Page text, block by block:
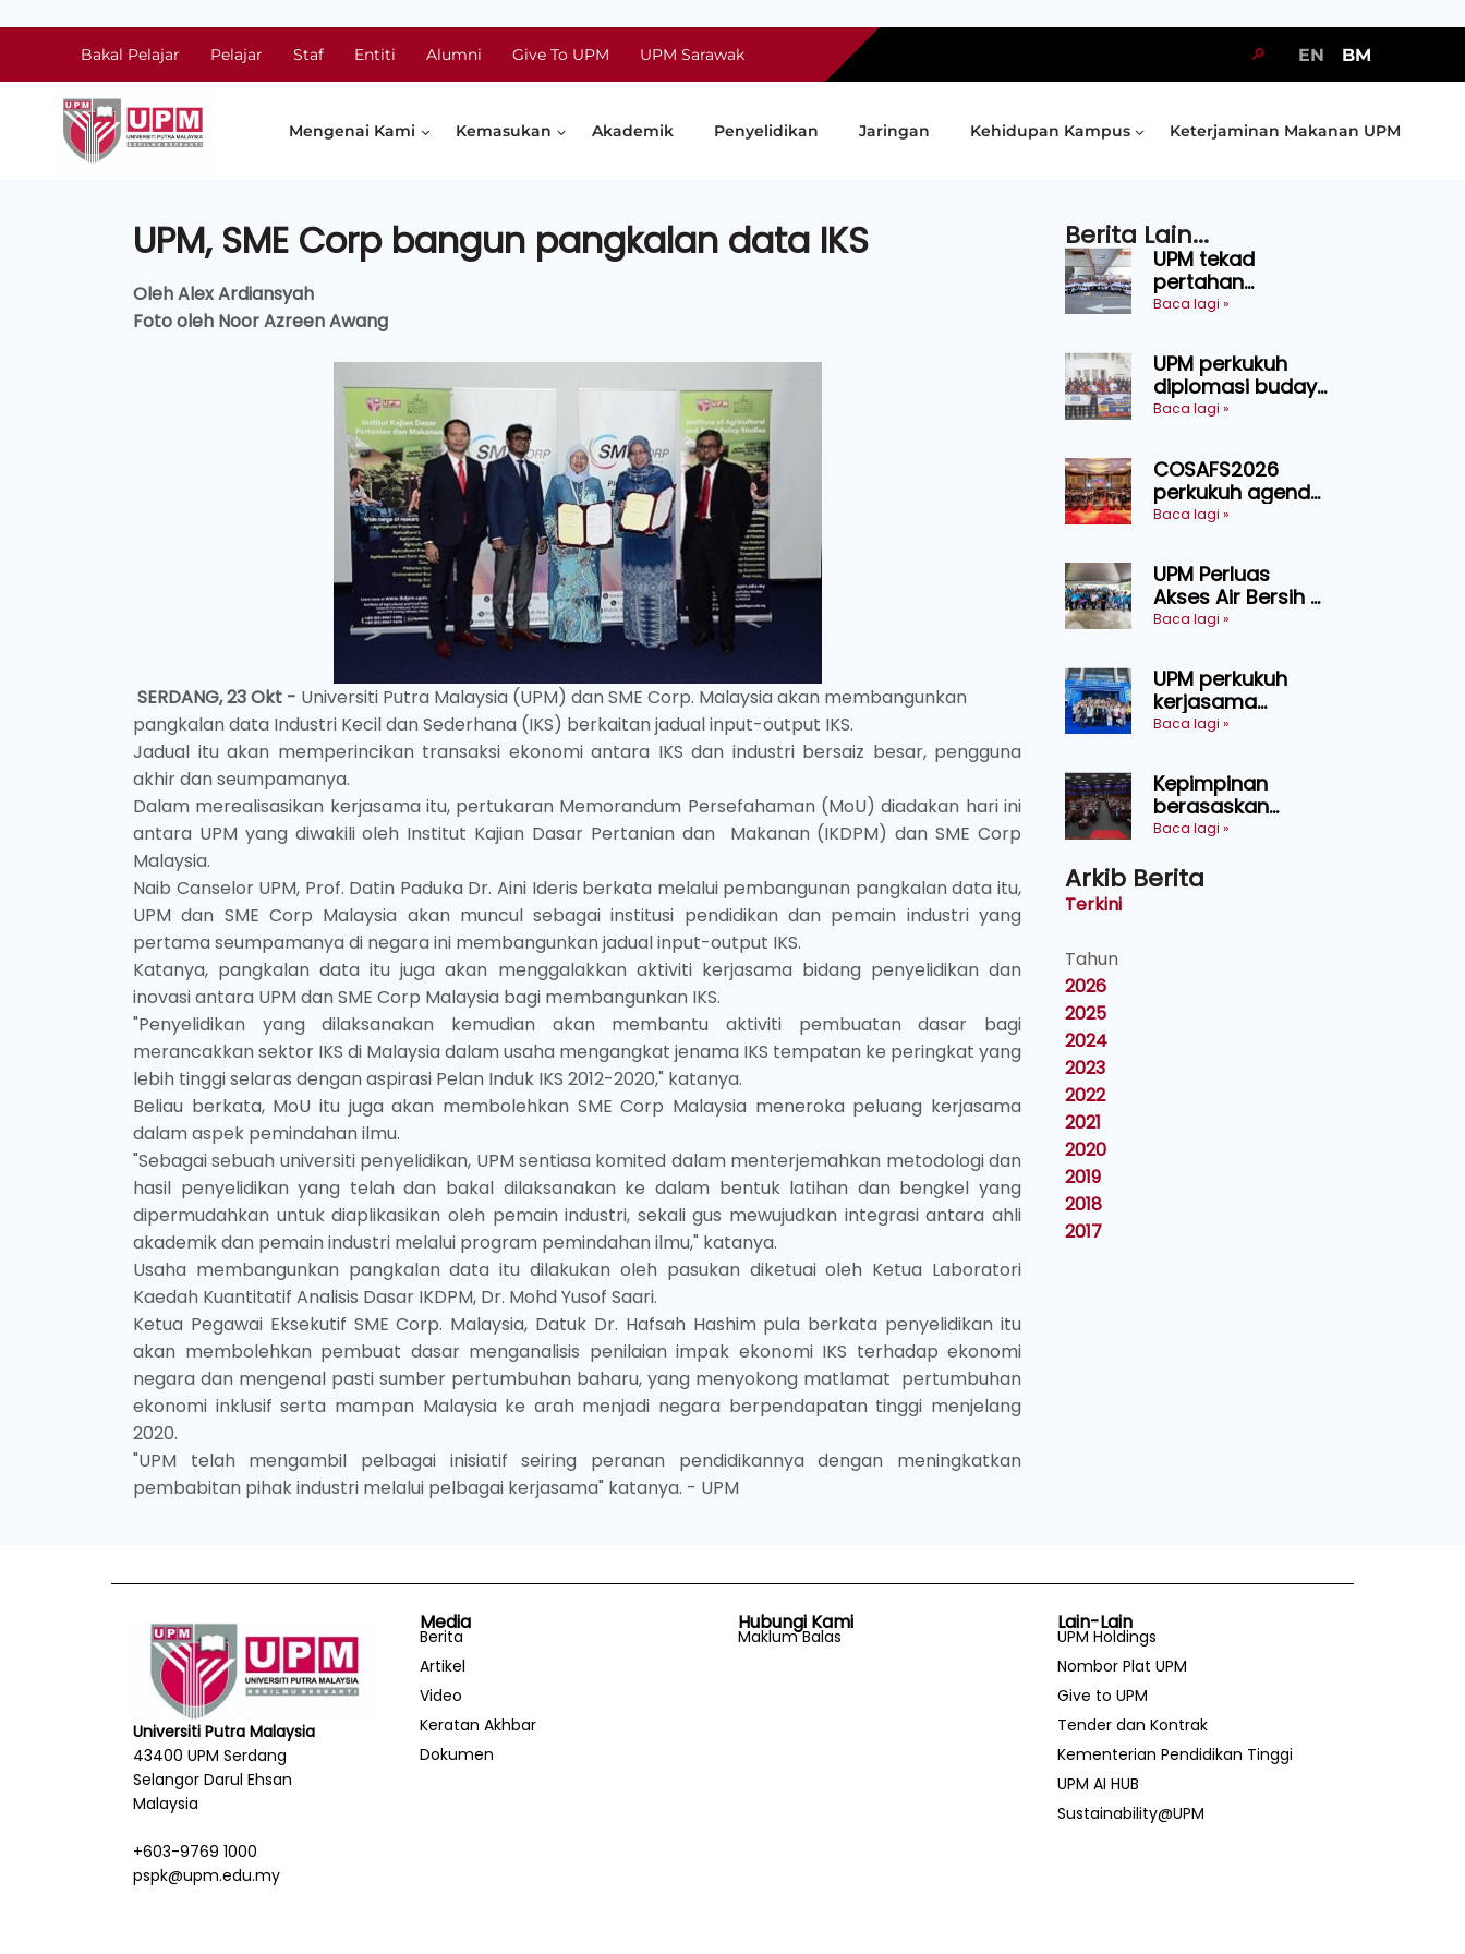
Bakal Pelajar Pelajar Staf Entiti Alumni Give To UPM UPM Sarawak 🔎 EN BM
Mengenai Kami Kemasukan Akademik Penyelidikan Jaringan Kehidupan Kampus Keterjaminan Makanan UPM
UPM, SME Corp bangun pangkalan data IKS
Oleh Alex Ardiansyah
Foto oleh Noor Azreen Awang
SERDANG, 23 Okt - Universiti Putra Malaysia (UPM) dan SME Corp. Malaysia akan membangunkan
pangkalan data Industri Kecil dan Sederhana (IKS) berkaitan jadual input-output IKS.
Jadual itu akan memperincikan transaksi ekonomi antara IKS dan industri bersaiz besar, pengguna
akhir dan seumpamanya.
Dalam merealisasikan kerjasama itu, pertukaran Memorandum Persefahaman (MoU) diadakan hari ini
antara UPM yang diwakili oleh Institut Kajian Dasar Pertanian dan Makanan (IKDPM) dan SME Corp
Malaysia.
Naib Canselor UPM, Prof. Datin Paduka Dr. Aini Ideris berkata melalui pembangunan pangkalan data itu,
UPM dan SME Corp Malaysia akan muncul sebagai institusi pendidikan dan pemain industri yang
pertama seumpamanya di negara ini membangunkan jadual input-output IKS.
Katanya, pangkalan data itu juga akan menggalakkan aktiviti kerjasama bidang penyelidikan dan
inovasi antara UPM dan SME Corp Malaysia bagi membangunkan IKS.
"Penyelidikan yang dilaksanakan kemudian akan membantu aktiviti pembuatan dasar bagi
merancakkan sektor IKS di Malaysia dalam usaha mengangkat jenama IKS tempatan ke peringkat yang
lebih tinggi selaras dengan aspirasi Pelan Induk IKS 2012-2020," katanya.
Beliau berkata, MoU itu juga akan membolehkan SME Corp Malaysia meneroka peluang kerjasama
dalam aspek pemindahan ilmu.
"Sebagai sebuah universiti penyelidikan, UPM sentiasa komited dalam menterjemahkan metodologi dan
hasil penyelidikan yang telah dan bakal dilaksanakan ke dalam bentuk latihan dan bengkel yang
dipermudahkan untuk diaplikasikan oleh pemain industri, sekali gus mewujudkan integrasi antara ahli
akademik dan pemain industri melalui program pemindahan ilmu," katanya.
Usaha membangunkan pangkalan data itu dilakukan oleh pasukan diketuai oleh Ketua Laboratori
Kaedah Kuantitatif Analisis Dasar IKDPM, Dr. Mohd Yusof Saari.
Ketua Pegawai Eksekutif SME Corp. Malaysia, Datuk Dr. Hafsah Hashim pula berkata penyelidikan itu
akan membolehkan pembuat dasar menganalisis penilaian impak ekonomi IKS terhadap ekonomi
negara dan mengenal pasti sumber pertumbuhan baharu, yang menyokong matlamat pertumbuhan
ekonomi inklusif serta mampan Malaysia ke arah menjadi negara berpendapatan tinggi menjelang
2020.
"UPM telah mengambil pelbagai inisiatif seiring peranan pendidikannya dengan meningkatkan
pembabitan pihak industri melalui pelbagai kerjasama" katanya. - UPM
Berita Lain...
UPM tekad
pertahan
kejuaraan SUKUM
pingat emas
Baca lagi »
UPM perkukuh
diplomasi budaya
Malaysia-
Narasi Nusantara
Baca lagi »
COSAFS2026
perkukuh agenda
keselamatan
AgriHub pacu
transformasi
pertanian
Sarawak
Baca lagi »
UPM Perluas
Akses Air Bersih di
31 Kediaman
Chini
Baca lagi »
UPM perkukuh
kerjasama
pendidikan pintar
lawatan rasmi ke
China
Baca lagi »
Kepimpinan
berasaskan
kepercayaan
kecemerlangan
Baca lagi »
Arkib Berita
Terkini
Tahun
2026
2025
2024
2023
2022
2021
2020
2019
2018
2017
Universiti Putra Malaysia
43400 UPM Serdang
Selangor Darul Ehsan
Malaysia
+603-9769 1000
pspk@upm.edu.my
Media
Berita
Artikel
Video
Keratan Akhbar
Dokumen
Hubungi Kami
Maklum Balas
Lain-Lain
UPM Holdings
Nombor Plat UPM
Give to UPM
Tender dan Kontrak
Kementerian Pendidikan Tinggi
UPM AI HUB
Sustainability@UPM